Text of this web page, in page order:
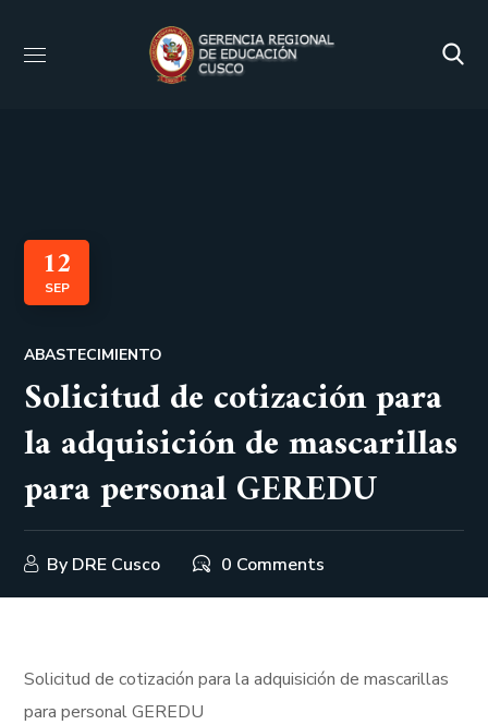
12
SEP
ABASTECIMIENTO
Solicitud de cotización para
la adquisición de mascarillas
para personal GEREDU
By DRE Cusco 0 Comments
Solicitud de cotización para la adquisición de mascarillas
para personal GEREDU